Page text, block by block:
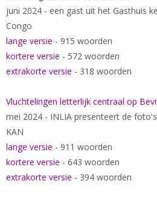
juni 2024 - een gast uit het Gasthuis
Congo
lange versie - 915 woorden
kortere versie - 572 woorden
extrakorte versie - 318 woorden
Vluchtelingen letterlijk centraal op
mei 2024 - INLIA presenteert de
KAN
lange versie - 911 woorden
kortere versie - 643 woorden
extrakorte versie - 394 woorden